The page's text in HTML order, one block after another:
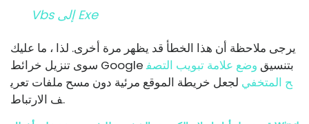
Vbs إلى Exe
يرجى ملاحظة أن هذا الخطأ قد يظهر مرة أخرى. لذا ، ما عليك
سوى تنزيل خرائط Google بتنسيق وضع علامة تبويب التصف
ح المتخفي لجعل خريطة الموقع مرئية دون مسح ملفات تعري
ف الارتباط.